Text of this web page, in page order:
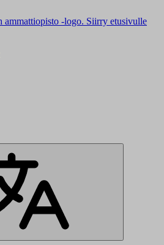
Siirry etusivulle